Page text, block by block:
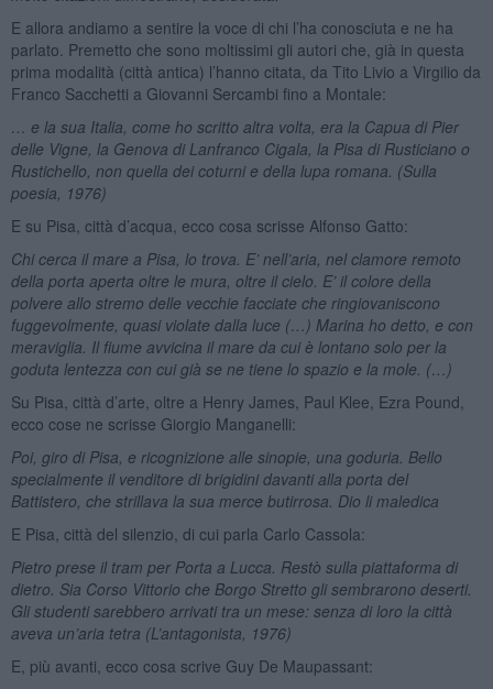
E allora andiamo a sentire la voce di chi l’ha conosciuta e ne ha
parlato. Premetto che sono moltissimi gli autori che, già in questa
prima modalità (città antica) l’hanno citata, da Tito Livio a Virgilio da
Franco Sacchetti a Giovanni Sercambi fino a Montale:
… e la sua Italia, come ho scritto altra volta, era la Capua di Pier
delle Vigne, la Genova di Lanfranco Cigala, la Pisa di Rusticiano o
Rustichello, non quella dei coturni e della lupa romana. (Sulla
poesia, 1976)
E su Pisa, città d’acqua, ecco cosa scrisse Alfonso Gatto:
Chi cerca il mare a Pisa, lo trova. E’ nell’aria, nel clamore remoto
della porta aperta oltre le mura, oltre il cielo. E’ il colore della
polvere allo stremo delle vecchie facciate che ringiovaniscono
fuggevolmente, quasi violate dalla luce (…) Marina ho detto, e con
meraviglia. Il fiume avvicina il mare da cui è lontano solo per la
goduta lentezza con cui già se ne tiene lo spazio e la mole. (…)
Su Pisa, città d’arte, oltre a Henry James, Paul Klee, Ezra Pound,
ecco cose ne scrisse Giorgio Manganelli:
Poi, giro di Pisa, e ricognizione alle sinopie, una goduria. Bello
specialmente il venditore di brigidini davanti alla porta del
Battistero, che strillava la sua merce butirrosa. Dio li maledica
E Pisa, città del silenzio, di cui parla Carlo Cassola:
Pietro prese il tram per Porta a Lucca. Restò sulla piattaforma di
dietro. Sia Corso Vittorio che Borgo Stretto gli sembrarono deserti.
Gli studenti sarebbero arrivati tra un mese: senza di loro la città
aveva un’aria tetra (L’antagonista, 1976)
E, più avanti, ecco cosa scrive Guy De Maupassant: